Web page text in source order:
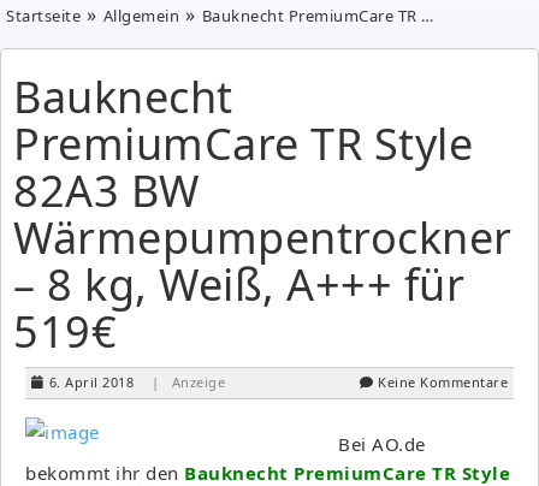
Startseite Allgemein Bauknecht PremiumCare TR Style 82A3 BW Wärmepumpentrockner – 8 kg, Weiß, A+++ für 519€
Bauknecht
PremiumCare TR Style
82A3 BW
Wärmepumpentrockner
– 8 kg, Weiß, A+++ für
519€
6. April 2018 | Anzeige Keine Kommentare
Bei AO.de
bekommt ihr den Bauknecht PremiumCare TR Style